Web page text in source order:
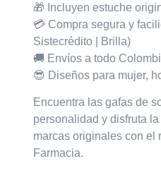
🎁 Incluyenestuche
💳 Compra segura y
Sistecrédito | Brilla)
🚚 Envíos a todo
😎 Diseños para mujer,
Encuentra las gafas de
personalidad y disfruta
marcas originales con el
Farmacia.